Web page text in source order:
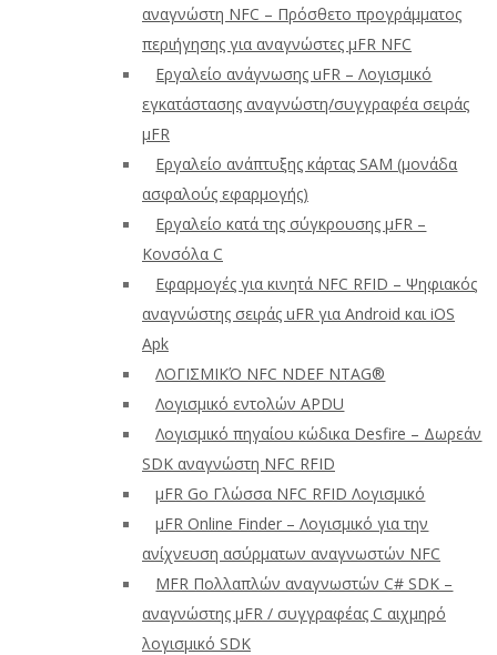
αναγνώστη NFC – Πρόσθετο προγράμματος
περιήγησης για αναγνώστες μFR NFC
Εργαλείο ανάγνωσης uFR – Λογισμικό
εγκατάστασης αναγνώστη/συγγραφέα σειράς
μFR
Εργαλείο ανάπτυξης κάρτας SAM (μονάδα
ασφαλούς εφαρμογής)
Εργαλείο κατά της σύγκρουσης μFR –
Κονσόλα C
Εφαρμογές για κινητά NFC RFID – Ψηφιακός
αναγνώστης σειράς uFR για Android και iOS
Apk
ΛΟΓΙΣΜΙΚΌ NFC NDEF NTAG®
Λογισμικό εντολών APDU
Λογισμικό πηγαίου κώδικα Desfire – Δωρεάν
SDK αναγνώστη NFC RFID
μFR Go Γλώσσα NFC RFID Λογισμικό
μFR Online Finder – Λογισμικό για την
ανίχνευση ασύρματων αναγνωστών NFC
ΜFR Πολλαπλών αναγνωστών C# SDK –
αναγνώστης μFR / συγγραφέας C αιχμηρό
λογισμικό SDK